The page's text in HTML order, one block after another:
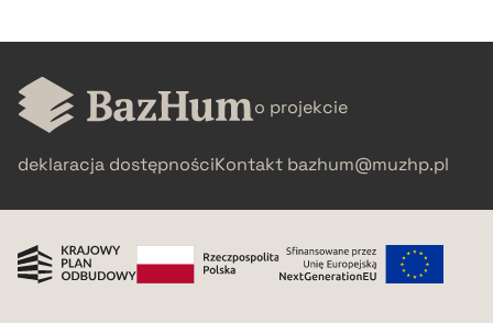
pobierz cytat
o projekcie
deklaracja dostępnościKontakt bazhum@muzhp.pl